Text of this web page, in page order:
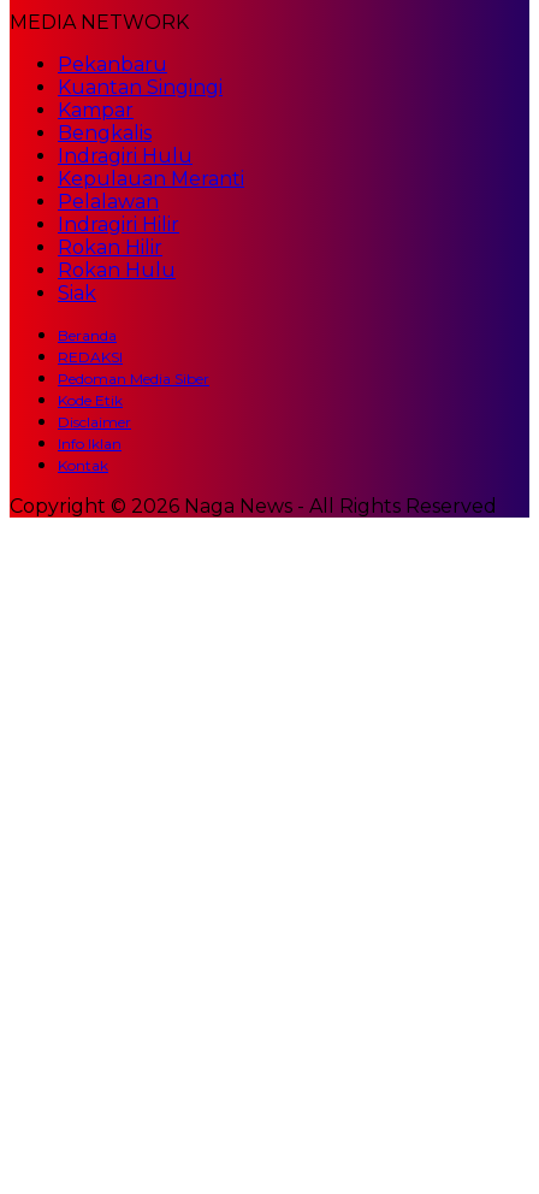
MEDIA NETWORK
Pekanbaru
Kuantan Singingi
Kampar
Bengkalis
Indragiri Hulu
Kepulauan Meranti
Pelalawan
Indragiri Hilir
Rokan Hilir
Rokan Hulu
Siak
Beranda
REDAKSI
Pedoman Media Siber
Kode Etik
Disclaimer
Info Iklan
Kontak
Copyright © 2026 Naga News - All Rights Reserved